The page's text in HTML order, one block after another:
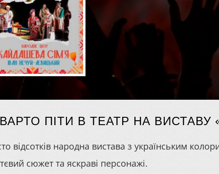
ПІТИ В ТЕАТР НА ВИСТАВУ
відсотків народна вистава з українським
сюжет та яскраві персонажі.